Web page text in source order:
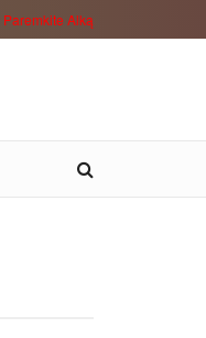
Paremkite Alką